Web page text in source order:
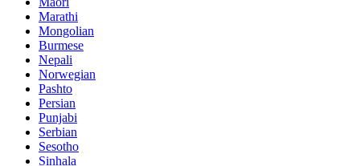
Marathi
Mongolian
Burmese
Nepali
Norwegian
Pashto
Persian
Punjabi
Serbian
Sesotho
Sinhala